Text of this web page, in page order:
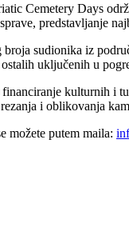
Cemetery Days
predstavljanje
sudionika iz
uključenih u
kulturnih i
i oblikovanja
možete putem maila: